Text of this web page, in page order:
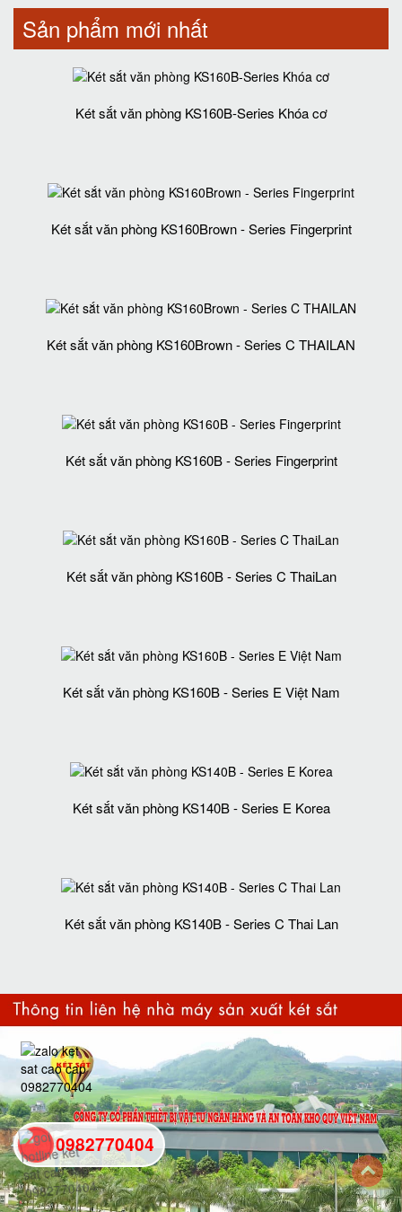
Sản phẩm mới nhất
Két sắt văn phòng KS160B-Series Khóa cơ
Két sắt văn phòng KS160Brown - Series Fingerprint
Két sắt văn phòng KS160Brown - Series C THAILAN
Két sắt văn phòng KS160B - Series Fingerprint
Két sắt văn phòng KS160B - Series C ThaiLan
Két sắt văn phòng KS160B - Series E Việt Nam
Két sắt văn phòng KS140B - Series E Korea
Két sắt văn phòng KS140B - Series C Thai Lan
0982770404
back